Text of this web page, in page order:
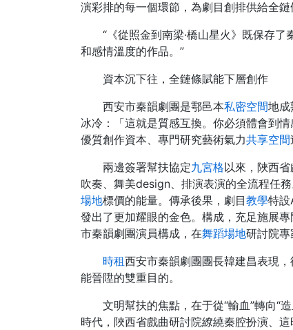
演彩排的每一個環節，為劇目創排供給全
“《從照金到南梁·橋山星火》既保存
和感情溫度的作品。”
資本沉下往， 全鏈條賦能下層創作
西安市秦韻劇團是鄠邑本私密空間地成
冰冷：「這就是質感互換。你必須體會到
優質創作資本、專門研究藝術氣力共享空間
兩邊簽署幫扶協定九宮格以來，陜西
吹奏、舞美design、排演表演的全流程任
場地標價的能量。傳承後果，劇目教學特設
發出了更加耀眼的金色。構成，充足施展
市秦韻劇團演員構成，在舞蹈場地研討院專
時租西安市秦韻劇團團長韓建昌表現
能晉陞的雙重目的。
文明幫扶的焦點，在于從“輸血”轉向“
時代，陜西省戲曲研討院繚繞秦腔扮演、